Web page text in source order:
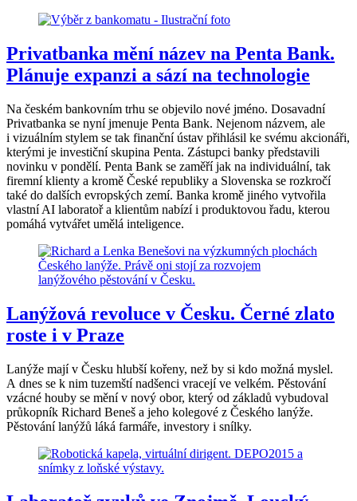
Privatbanka mění název na Penta Bank.
Plánuje expanzi a sází na technologie
Na českém bankovním trhu se objevilo nové jméno. Dosavadní
Privatbanka se nyní jmenuje Penta Bank. Nejenom názvem, ale
i vizuálním stylem se tak finanční ústav přihlásil ke svému akcionáři,
kterými je investiční skupina Penta. Zástupci banky představili
novinku v pondělí. Penta Bank se zaměří jak na individuální, tak
firemní klienty a kromě České republiky a Slovenska se rozkročí
také do dalších evropských zemí. Banka kromě jiného vytvořila
vlastní AI laboratoř a klientům nabízí i produktovou řadu, kterou
pomáhá vytvářet umělá inteligence.
Lanýžová revoluce v Česku. Černé zlato
roste i v Praze
Lanýže mají v Česku hlubší kořeny, než by si kdo možná myslel.
A dnes se k nim tuzemští nadšenci vracejí ve velkém. Pěstování
vzácné houby se mění v nový obor, který od základů vybudoval
průkopník Richard Beneš a jeho kolegové z Českého lanýže.
Pěstování lanýžů láká farmáře, investory i snílky.